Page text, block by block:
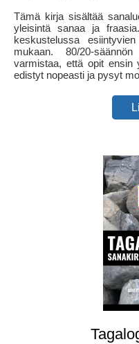
Tämä kirja sisältää
yleisintä sanaa ja
keskustelussa
mukaan. 80/20-
varmistaa, että opit ensin
edistyt nopeasti ja pysyt